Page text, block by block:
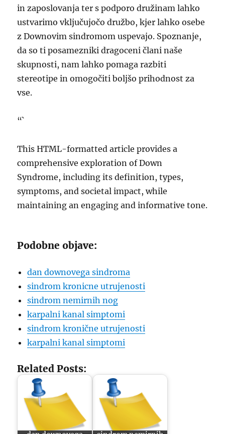
in zaposlovanja ter s podporo družinam lahko
ustvarimo vključujočo družbo, kjer lahko osebe
z Downovim sindromom uspevajo. Spoznanje,
da so ti posamezniki dragoceni člani naše
skupnosti, nam lahko pomaga razbiti
stereotipe in omogočiti boljšo prihodnost za
vse.
“`
This HTML-formatted article provides a
comprehensive exploration of Down
Syndrome, including its definition, types,
symptoms, and societal impact, while
maintaining an engaging and informative tone.
Podobne objave:
dan downovega sindroma
sindrom kronicne utrujenosti
sindrom nemirnih nog
karpalni kanal simptomi
sindrom kronične utrujenosti
karpalni kanal simptomi
Related Posts: